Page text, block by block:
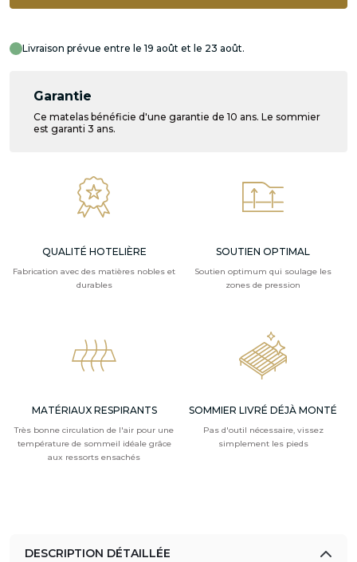
Livraison prévue entre le 19 août et le 23 août.
Garantie
Ce matelas bénéficie d'une garantie de 10 ans. Le sommier
est garanti 3 ans.
QUALITÉ HOTELIÈRE
Fabrication avec des matières nobles et
durables
SOUTIEN OPTIMAL
Soutien optimum qui soulage les
zones de pression
MATÉRIAUX RESPIRANTS
Très bonne circulation de l'air pour une
température de sommeil idéale grâce
aux ressorts ensachés
SOMMIER LIVRÉ DÉJÀ MONTÉ
Pas d'outil nécessaire, vissez
simplement les pieds
DESCRIPTION DÉTAILLÉE